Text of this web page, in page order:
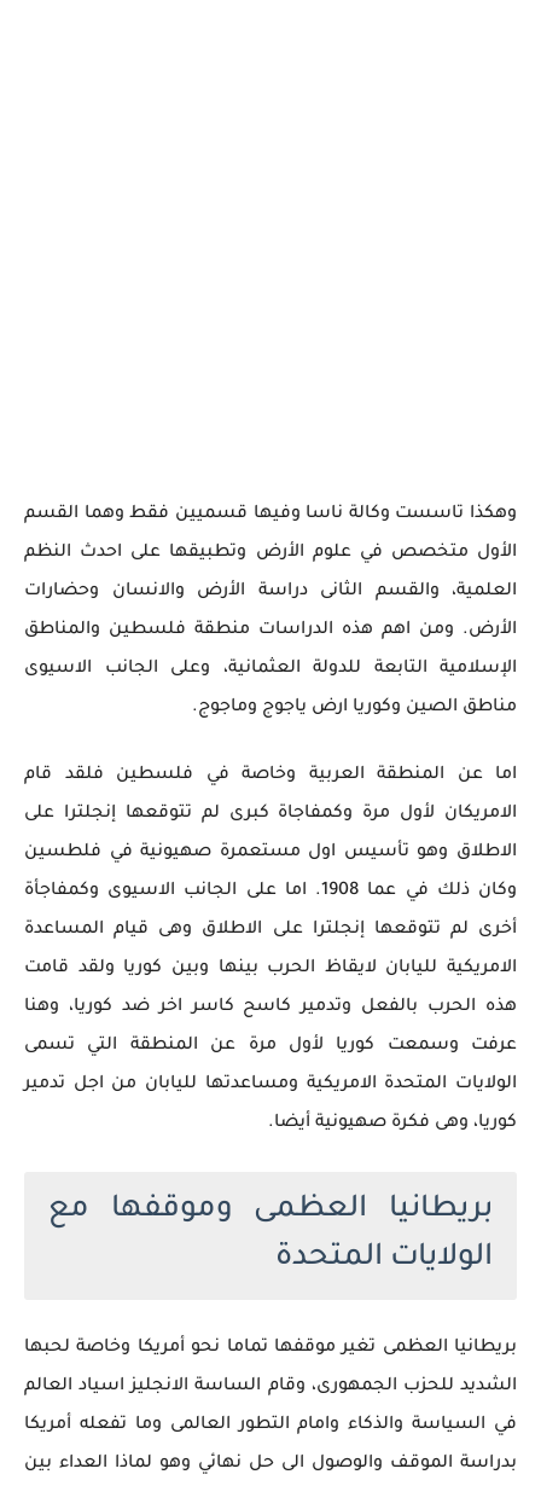
وهكذا تاسست وكالة ناسا وفيها قسميين فقط وهما القسم
الأول متخصص في علوم الأرض وتطبيقها على احدث النظم
العلمية، والقسم الثانى دراسة الأرض والانسان وحضارات
الأرض. ومن اهم هذه الدراسات منطقة فلسطين والمناطق
الإسلامية التابعة للدولة العثمانية، وعلى الجانب الاسيوى
مناطق الصين وكوريا ارض ياجوج وماجوج.
اما عن المنطقة العربية وخاصة في فلسطين فلقد قام
الامريكان لأول مرة وكمفاجاة كبرى لم تتوقعها إنجلترا على
الاطلاق وهو تأسيس اول مستعمرة صهيونية في فلطسين
وكان ذلك في عما 1908. اما على الجانب الاسيوى وكمفاجأة
أخرى لم تتوقعها إنجلترا على الاطلاق وهى قيام المساعدة
الامريكية لليابان لايقاظ الحرب بينها وبين كوريا ولقد قامت
هذه الحرب بالفعل وتدمير كاسح كاسر اخر ضد كوريا، وهنا
عرفت وسمعت كوريا لأول مرة عن المنطقة التي تسمى
الولايات المتحدة الامريكية ومساعدتها لليابان من اجل تدمير
كوريا، وهى فكرة صهيونية أيضا.
بريطانيا العظمى وموقفها مع
الولايات المتحدة
بريطانيا العظمى تغير موقفها تماما نحو أمريكا وخاصة لحبها
الشديد للحزب الجمهورى، وقام الساسة الانجليز اسياد العالم
في السياسة والذكاء وامام التطور العالمى وما تفعله أمريكا
بدراسة الموقف والوصول الى حل نهائي وهو لماذا العداء بين